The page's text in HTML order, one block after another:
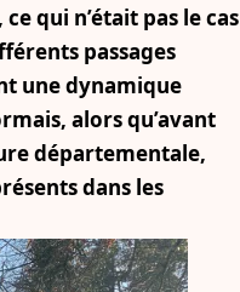
qui n’était pas le cas
passages
une dynamique
alors qu’avant
départementale,
dans les